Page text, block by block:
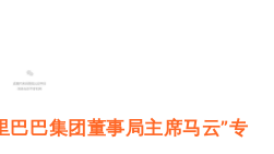
巴巴集团董事局主席马云”专